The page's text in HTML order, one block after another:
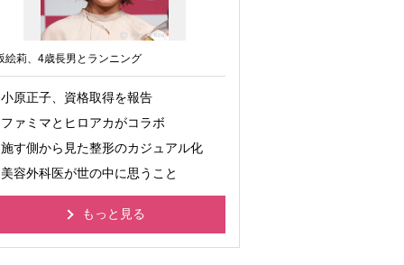
絵莉、4歳長男とランニング
小原正子、資格取得を報告
ファミマとヒロアカがコラボ
施す側から見た整形のカジュアル化
美容外科医が世の中に思うこと
もっと見る